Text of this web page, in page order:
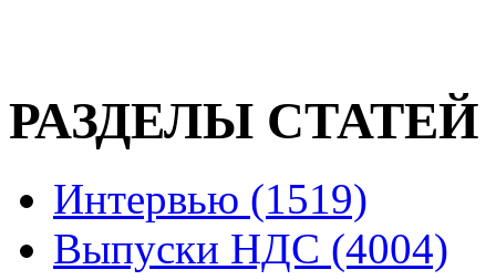
РАЗДЕЛЫ СТАТЕЙ
Интервью (1519)
Выпуски НДС (4004)